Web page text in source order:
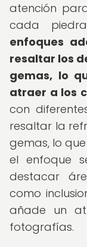
atención
cada
enfoques
resaltar los
gemas, lo
atraer a los
con
resaltar la
gemas, lo
el enfoque
destacar
como
añade un
fotografías.